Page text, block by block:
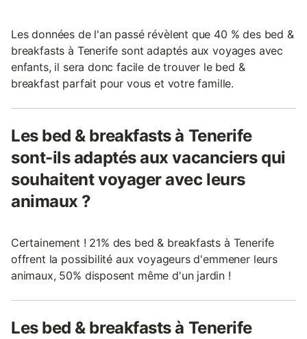
Les données de l'an passé révèlent que 40 % des bed &
breakfasts à Tenerife sont adaptés aux voyages avec
enfants, il sera donc facile de trouver le bed &
breakfast parfait pour vous et votre famille.
Les bed & breakfasts à Tenerife
sont-ils adaptés aux vacanciers qui
souhaitent voyager avec leurs
animaux ?
Certainement ! 21% des bed & breakfasts à Tenerife
offrent la possibilité aux voyageurs d'emmener leurs
animaux, 50% disposent même d'un jardin !
Les bed & breakfasts à Tenerife